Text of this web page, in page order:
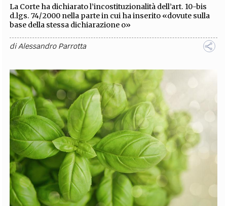
La Corte ha dichiarato l’incostituzionalità dell’art. 10-bis
d.lgs. 74/2000 nella parte in cui ha inserito «dovute sulla
base della stessa dichiarazione o»
diAlessandro Parrotta